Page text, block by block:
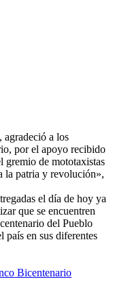
agradeció a los
por el apoyo recibido
gremio de mototaxistas
la patria y revolución»,
el día de hoy ya
que se encuentren
del Pueblo
país en sus diferentes
Bicentenario